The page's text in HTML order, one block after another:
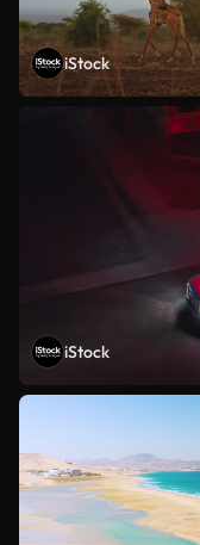
iStock
iStock